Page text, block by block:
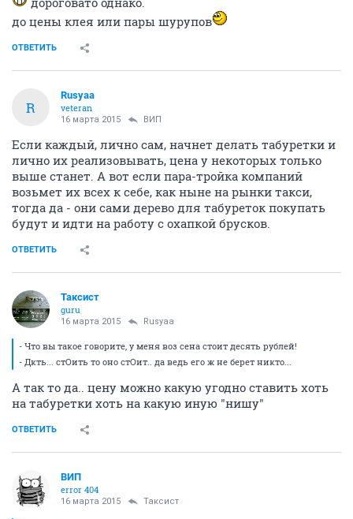
до цены клея или пары шурупов
ОТВЕТИТЬ
R
Rusyaa
veteran
16 марта 2015 ВИП
Если каждый, лично сам, начнет делать табуретки и
лично их реализовывать, цена у некоторых только
выше станет. А вот если пара-тройка компаний
возьмет их всех к себе, как ныне на рынки такси,
тогда да - они сами дерево для табуреток покупать
будут и идти на работу с охапкой брусков.
ОТВЕТИТЬ
Таксист
guru
16 марта 2015 Rusyaa
- Что вы такое говорите, у меня воз сена стоит десять рублей!
- Дкть... стОить то оно стОит.. да ведь его ж не берет никто...
А так то да.. цену можно какую угодно ставить хоть
на табуретки хоть на какую иную "нишу"
ОТВЕТИТЬ
ВИП
error 404
16 марта 2015 Таксист